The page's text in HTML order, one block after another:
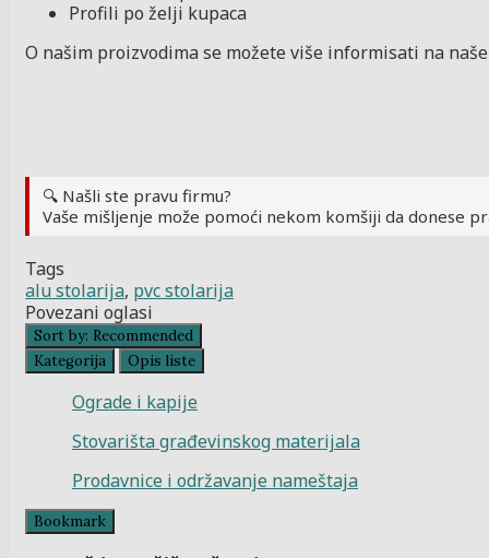
Profili po želji kupaca
O našim proizvodima se možete više informisati na
🔍 Našli ste pravu firmu?
Vaše mišljenje može pomoći nekom komšiji da donese
Tags
alu stolarija, pvc stolarija
Povezani oglasi
Sort by: Recommended
Kategorija
Opis liste
Ograde i kapije
Stovarišta građevinskog materijala
Prodavnice i održavanje nameštaja
Bookmark